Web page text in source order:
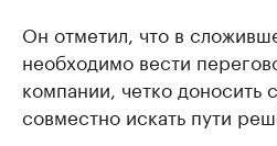
Он отметил, что в
необходимо вести
компании, четко доносить
совместно искать пути